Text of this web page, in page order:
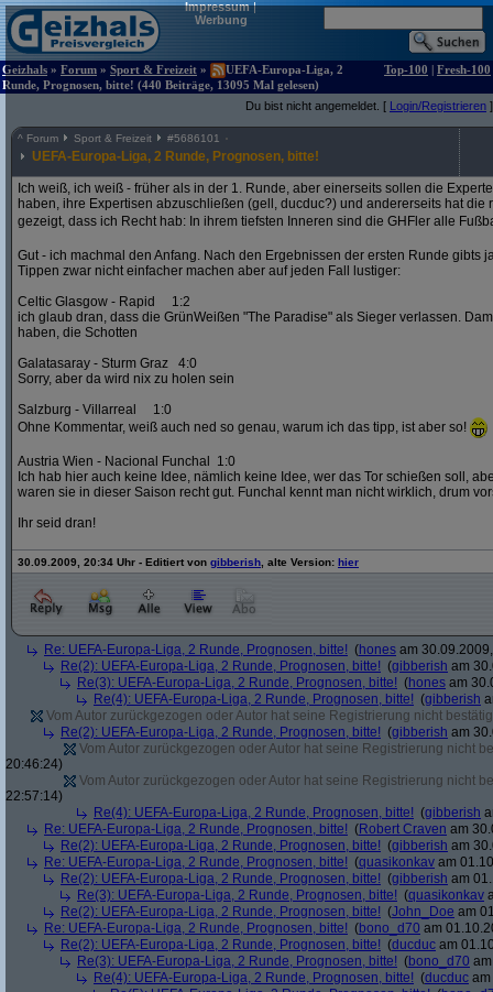
Impressum|
Werbung
Geizhals » Forum » Sport & Freizeit »
UEFA-Europa-Liga, 2
Runde, Prognosen, bitte! (440 Beiträge, 13095 Mal gelesen)
Top-100 | Fresh-100
Du bist nicht angemeldet. [ Login/Registrieren ]
^ Forum Sport & Freizeit #5686101
UEFA-Europa-Liga, 2 Runde, Prognosen, bitte!
Ich weiß, ich weiß - früher als in der 1. Runde, aber einerseits sollen die
haben, ihre Expertisen abzuschließen (gell, ducduc?) und andererseits hat die
gezeigt, dass ich Recht hab: In ihrem tiefsten Inneren sind die GHFler alle
Gut - ich machmal den Anfang. Nach den Ergebnissen der ersten Runde gibts
Tippen zwar nicht einfacher machen aber auf jeden Fall lustiger:
Celtic Glasgow - Rapid 1:2
ich glaub dran, dass die GrünWeißen "The Paradise" als Sieger verlassen.
haben, die Schotten
Galatasaray - Sturm Graz 4:0
Sorry, aber da wird nix zu holen sein
Salzburg - Villarreal 1:0
Ohne Kommentar, weiß auch ned so genau, warum ich das tipp, ist aber so!
Austria Wien - Nacional Funchal 1:0
Ich hab hier auch keine Idee, nämlich keine Idee, wer das Tor schießen soll,
waren sie in dieser Saison recht gut. Funchal kennt man nicht wirklich, drum
Ihr seid dran!
30.09.2009, 20:34 Uhr - Editiert von gibberish , alte Version: hier
Re: UEFA-Europa-Liga, 2 Runde, Prognosen, bitte! (hones am
Re(2): UEFA-Europa-Liga, 2 Runde, Prognosen, bitte! (gibberish am
Re(3): UEFA-Europa-Liga, 2 Runde, Prognosen, bitte! (hones am
Re(4): UEFA-Europa-Liga, 2 Runde, Prognosen, bitte! (gibberish
Vom Autor zurückgezogen oder Autor hat seine Registrierung nicht
Re(2): UEFA-Europa-Liga, 2 Runde, Prognosen, bitte! (gibberish am
Vom Autor zurückgezogen oder Autor hat seine Registrierung nicht
20:46:24)
Vom Autor zurückgezogen oder Autor hat seine Registrierung nicht
22:57:14)
Re(4): UEFA-Europa-Liga, 2 Runde, Prognosen, bitte! (gibberish
Re: UEFA-Europa-Liga, 2 Runde, Prognosen, bitte! (Robert Craven am
Re(2): UEFA-Europa-Liga, 2 Runde, Prognosen, bitte! (gibberish am
Re: UEFA-Europa-Liga, 2 Runde, Prognosen, bitte! (quasikonkav am
Re(2): UEFA-Europa-Liga, 2 Runde, Prognosen, bitte! (gibberish am
Re(3): UEFA-Europa-Liga, 2 Runde, Prognosen, bitte! (quasikonkav
Re(2): UEFA-Europa-Liga, 2 Runde, Prognosen, bitte! (John_Doe am
Re: UEFA-Europa-Liga, 2 Runde, Prognosen, bitte! (bono_d70 am
Re(2): UEFA-Europa-Liga, 2 Runde, Prognosen, bitte! (ducduc am
Re(3): UEFA-Europa-Liga, 2 Runde, Prognosen, bitte! (bono_d70
Re(4): UEFA-Europa-Liga, 2 Runde, Prognosen, bitte! (ducduc